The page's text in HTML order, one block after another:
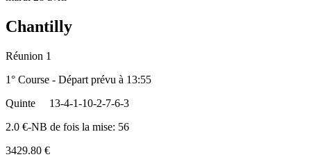
Chantilly
Réunion 1
1° Course - Départ prévu à 13:55
Quinte
13-4-1-10-2-7-6-3
2.0 €-NB de fois la mise: 56
3429.80 €